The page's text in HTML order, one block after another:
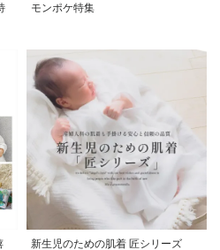
モンポケ特集
新生児のための肌着 匠シリーズ